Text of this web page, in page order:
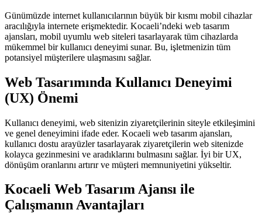
Günümüzde internet kullanıcılarının büyük bir kısmı mobil cihazlar
aracılığıyla internete erişmektedir. Kocaeli’ndeki web tasarım
ajansları, mobil uyumlu web siteleri tasarlayarak tüm cihazlarda
mükemmel bir kullanıcı deneyimi sunar. Bu, işletmenizin tüm
potansiyel müşterilere ulaşmasını sağlar.
Web Tasarımında Kullanıcı Deneyimi
(UX) Önemi
Kullanıcı deneyimi, web sitenizin ziyaretçilerinin siteyle etkileşimini
ve genel deneyimini ifade eder. Kocaeli web tasarım ajansları,
kullanıcı dostu arayüzler tasarlayarak ziyaretçilerin web sitenizde
kolayca gezinmesini ve aradıklarını bulmasını sağlar. İyi bir UX,
dönüşüm oranlarını artırır ve müşteri memnuniyetini yükseltir.
Kocaeli Web Tasarım Ajansı ile
Çalışmanın Avantajları